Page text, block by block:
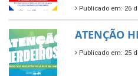
Publicado em: 26
ATENÇÃO
Publicado em: 25